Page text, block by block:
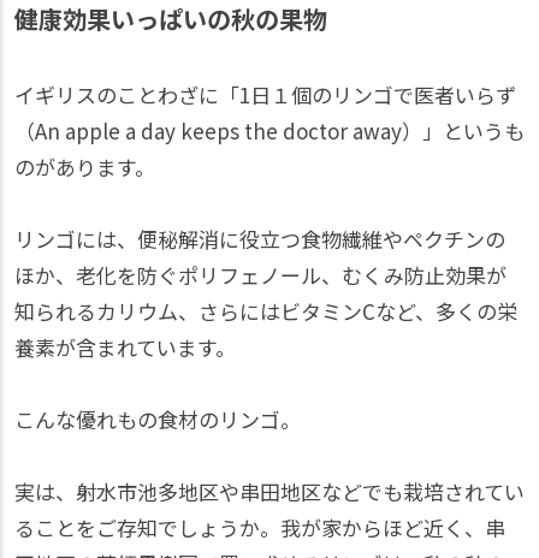
健康効果いっぱいの秋の果物
イギリスのことわざに「1日１個のリンゴで医者いらず
（An apple a day keeps the doctor away）」というも
のがあります。
リンゴには、便秘解消に役立つ食物繊維やペクチンの
ほか、老化を防ぐポリフェノール、むくみ防止効果が
知られるカリウム、さらにはビタミンCなど、多くの栄
養素が含まれています。
こんな優れもの食材のリンゴ。
実は、射水市池多地区や串田地区などでも栽培されてい
ることをご存知でしょうか。我が家からほど近く、串